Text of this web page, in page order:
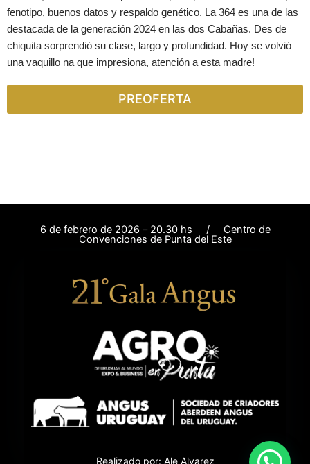
fenotipo, buenos datos y respaldo genético. La 364 es una de las
destacada de la generación 2024 en las dos Cabañas. Des de
chiquita sorprendió su clase, largo y profundidad. Hoy se volvió
una vaquillo na que impresiona, atención a esta madre!
PREOFERTA
6 de febrero de 2026 – 20.30 hs / Centro de
Convenciones de Punta del Este
Realizado por: Ale Alvarez